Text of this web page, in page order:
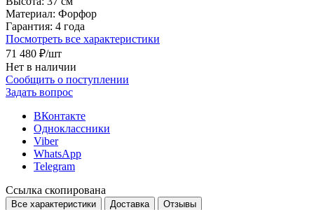
Материал: Форфор
Гарантия: 4 года
Посмотреть все характеристики
71 480 ₽/шт
Нет в наличии
Сообщить о поступлении
Задать вопрос
ВКонтакте
Одноклассники
Viber
WhatsApp
Telegram
Ссылка скопирована
Все характеристики Доставка Отзывы